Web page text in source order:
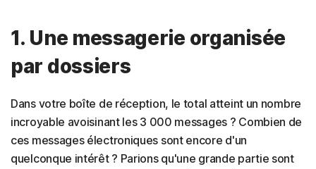
1. Une messagerie organisée
par dossiers
Dans votre boîte de réception, le total atteint un nombre
incroyable avoisinant les 3 000 messages ? Combien de
ces messages électroniques sont encore d'un
quelconque intérêt ? Parions qu'une grande partie sont